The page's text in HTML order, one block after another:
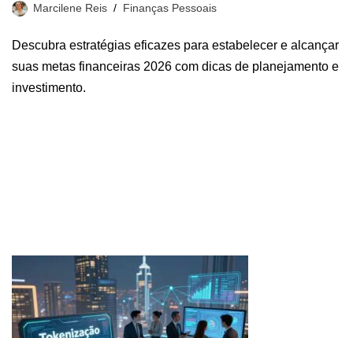
Marcilene Reis Finanças Pessoais
Descubra estratégias eficazes para estabelecer e alcançar
suas metas financeiras 2026 com dicas de planejamento e
investimento.